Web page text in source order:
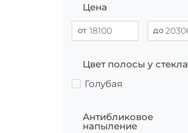
Цена
Цвет полосы у стекла
Голубая
Антибликовое
напыление